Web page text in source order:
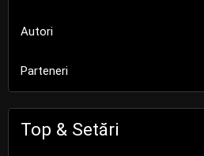
Autori
Parteneri
Top & Setări